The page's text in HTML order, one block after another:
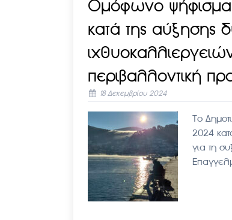
Ομόφωνο ψήφισμα
κατά της αύξησης
περιβαλλοντική
18 Δεκεμβρίου 2024
Το
2024
για τη